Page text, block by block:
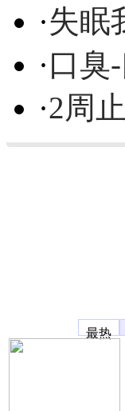
·失眠
·口臭
·2周
最热